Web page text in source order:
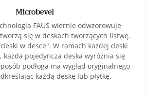
Microbevel
FAUS wiernie odwzorowuje
się w deskach tworzących listwę.
w desce". W ramach każdej deski
każda pojedyncza deska wyróżnia się
podłoga ma wygląd oryginalnego
każdą deskę lub płytkę.